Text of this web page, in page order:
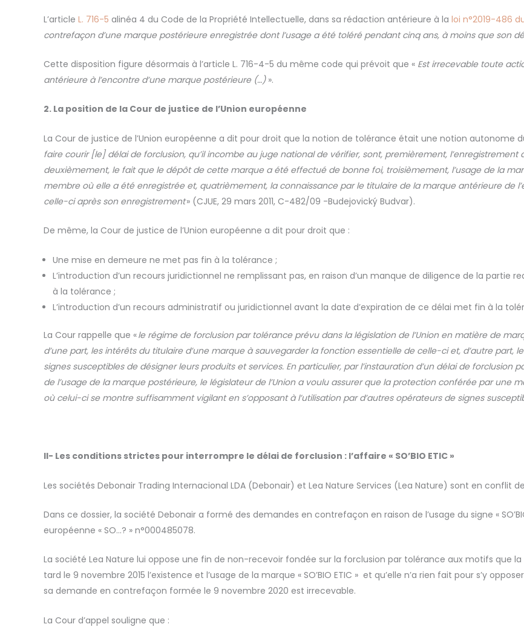
L’article L. 716-5 alinéa 4 du Code de la Propriété Intellectuelle, dans sa rédaction antérieure à la loi n°2019-486
contrefaçon d’une marque postérieure enregistrée dont l’usage a été toléré pendant cinq ans, à moins que son d
Cette disposition figure désormais à l’article L. 716-4-5 du même code qui prévoit que « Est irrecevable toute
antérieure à l’encontre d’une marque postérieure (…) ».
2. La position de la Cour de justice de l’Union européenne
La Cour de justice de l’Union européenne a dit pour droit que la notion de tolérance était une notion autonome
faire courir [le] délai de forclusion, qu’il incombe au juge national de vérifier, sont, premièrement, l’enregistrement
deuxièmement, le fait que le dépôt de cette marque a étéeffectuéde bonne foi, troisièmement, l’usage de la
membre où elle a été enregistrée et, quatrièmement, la connaissance par le titulaire de la marque antérieure de
celle-ci après son enregistrement» (CJUE, 29 mars 2011, C-482/09 -Budejovický Budvar).
De même, la Cour de justice de l’Union européenne a dit pour droit que :
Une mise en demeure ne met pas fin à la tolérance ;
L’introduction d’un recours juridictionnel ne remplissant pas, en raison d’un manque de diligence de la partie
à la tolérance ;
L’introduction d’un recours administratif ou juridictionnel avant la date d’expiration de ce délai met fin à la
La Cour rappelle que «le régime de forclusion par tolérance prévu dans la législation de l’Union en matière de
d’une part, les intérêts du titulaire d’une marque àsauvegarder la fonction essentielle de celle-ci et, d’autre part,
signes susceptibles de désigner leurs produits et services. En particulier, par l’instauration d’un délai de forclusion
de l’usage de la marque postérieure, le législateur de l’Union a voulu assurer que la protection conférée par une
où celui-ci se montre suffisamment vigilant en s’opposant à l’utilisation par d’autres opérateurs de signes
II- Les conditions strictes pour interrompre le délai de forclusion : l’affaire « SO’BIO ETIC »
Les sociétés Debonair Trading Internacional LDA (Debonair) et Lea Nature Services (Lea Nature) sont en conflit
Dans ce dossier, la société Debonair a formé des demandes en contrefaçon en raison de l’usage du signe «
européenne « SO…? » n°000485078.
La société Lea Nature lui oppose une fin de non-recevoir fondée sur la forclusion par tolérance aux motifs que
tard le 9 novembre 2015 l’existence et l’usage de la marque « SO’BIO ETIC » et qu’elle n’a rien fait pour s’y
sa demande en contrefaçon formée le 9 novembre 2020 est irrecevable.
La Cour d’appel souligne que :